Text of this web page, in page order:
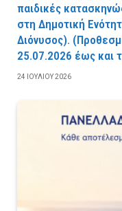
παιδικές
στη Δημοτική
Διόνυσος).
25.07.2026 έως και
24 ΙΟΥΛΊΟΥ 2026